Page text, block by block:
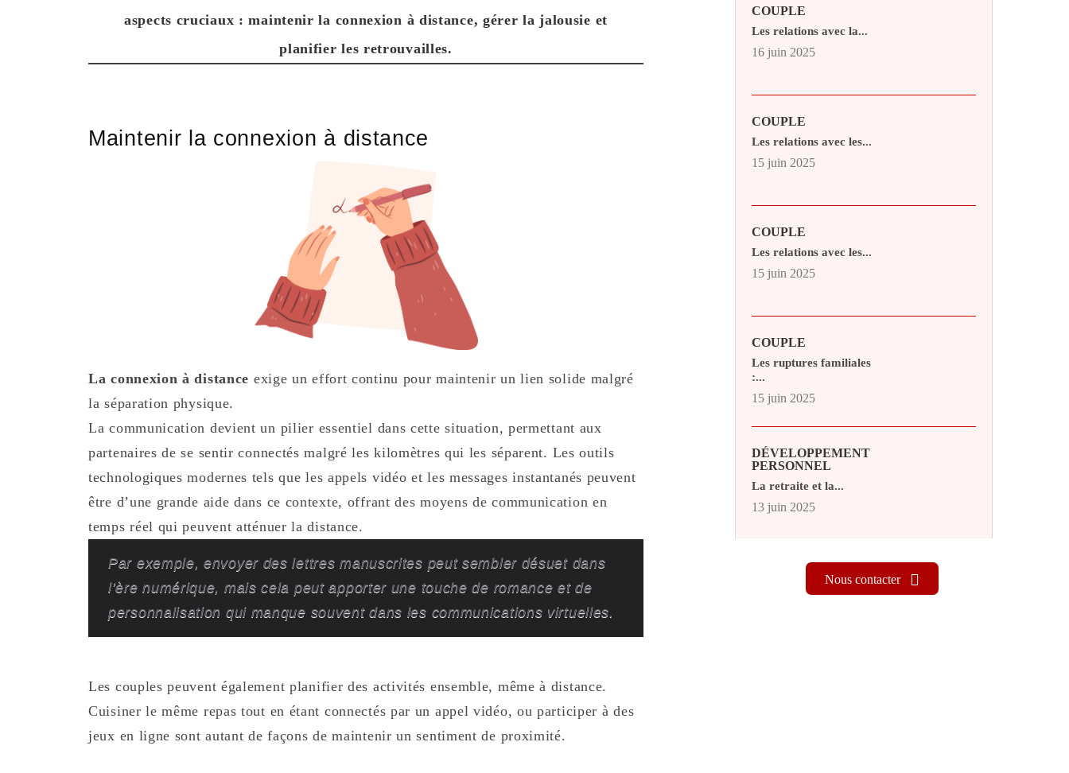
aspects cruciaux : maintenir la connexion à distance, gérer la jalousie et
planifier les retrouvailles.
Maintenir la connexion à distance
La connexion à distance exige un effort continu pour maintenir un lien solide malgré
la séparation physique.
La communication devient un pilier essentiel dans cette situation, permettant aux
partenaires de se sentir connectés malgré les kilomètres qui les séparent. Les outils
technologiques modernes tels que les appels vidéo et les messages instantanés peuvent
être d’une grande aide dans ce contexte, offrant des moyens de communication en
temps réel qui peuvent atténuer la distance.
Par exemple, envoyer des lettres manuscrites peut sembler désuet dans
l’ère numérique, mais cela peut apporter une touche de romance et de
personnalisation qui manque souvent dans les communications virtuelles.
Les couples peuvent également planifier des activités ensemble, même à distance.
Cuisiner le même repas tout en étant connectés par un appel vidéo, ou participer à des
jeux en ligne sont autant de façons de maintenir un sentiment de proximité.
COUPLE
Les relations avec la...
16 juin 2025
COUPLE
Les relations avec les...
15 juin 2025
COUPLE
Les relations avec les...
15 juin 2025
COUPLE
Les ruptures familiales
:...
15 juin 2025
DÉVELOPPEMENT
PERSONNEL
La retraite et la...
13 juin 2025
Nous contacter